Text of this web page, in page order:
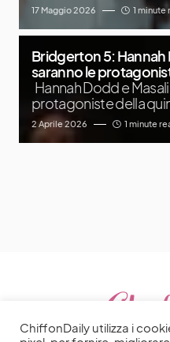
17 Maggio 2026 1 minute
Bridgerton 5: Hannah
saranno le
Hannah Dodd e
protagoniste della
2 Aprile 2026 1 minute
ChiffonDaily utilizza i